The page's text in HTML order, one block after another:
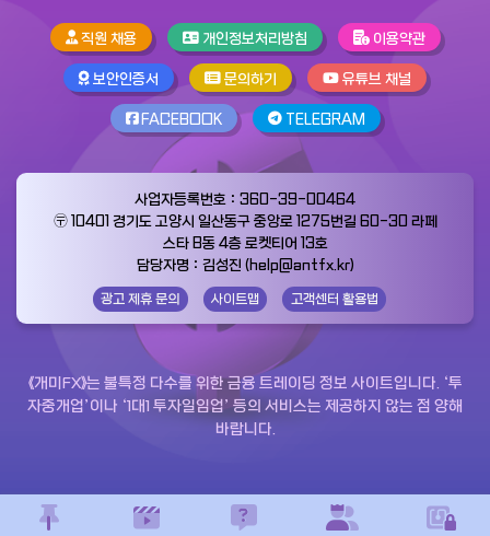
직원 채용 개인정보처리방침 이용약관
보안인증서 문의하기 유튜브 채널
FACEBOOK TELEGRAM
사업자등록번호：360-39-00464
〶 10401 경기도 고양시 일산동구 중앙로 1275번길 60-30 라페
스타 B동 4층 로켓티어 13호
담당자명：김성진 (help@antfx.kr)
광고 제휴 문의 사이트맵 고객센터 활용법
《개미FX》는 불특정 다수를 위한 금융 트레이딩 정보 사이트입니다. ‘투
자중개업’이나 ‘1대1 투자일임업’ 등의 서비스는 제공하지 않는 점 양해
바랍니다.